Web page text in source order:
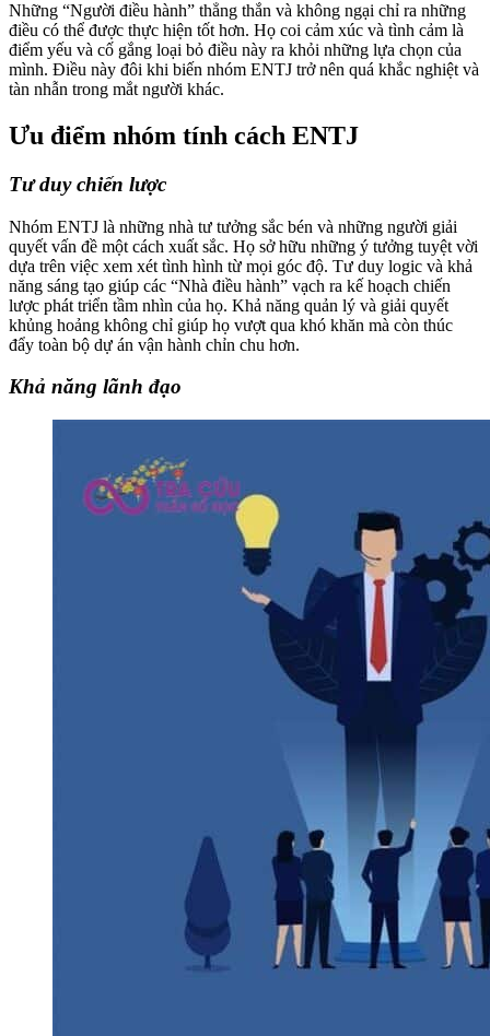
Những “Người điều hành” thẳng thắn và không ngại chỉ ra những
điều có thể được thực hiện tốt hơn. Họ coi cảm xúc và tình cảm là
điểm yếu và cố gắng loại bỏ điều này ra khỏi những lựa chọn của
mình. Điều này đôi khi biến nhóm ENTJ trở nên quá khắc nghiệt và
tàn nhẫn trong mắt người khác.
Ưu điểm nhóm tính cách ENTJ
Tư duy chiến lược
Nhóm ENTJ là những nhà tư tưởng sắc bén và những người giải
quyết vấn đề một cách xuất sắc. Họ sở hữu những ý tưởng tuyệt vời
dựa trên việc xem xét tình hình từ mọi góc độ. Tư duy logic và khả
năng sáng tạo giúp các “Nhà điều hành” vạch ra kế hoạch chiến
lược phát triển tầm nhìn của họ. Khả năng quản lý và giải quyết
khủng hoảng không chỉ giúp họ vượt qua khó khăn mà còn thúc
đẩy toàn bộ dự án vận hành chỉn chu hơn.
Khả năng lãnh đạo